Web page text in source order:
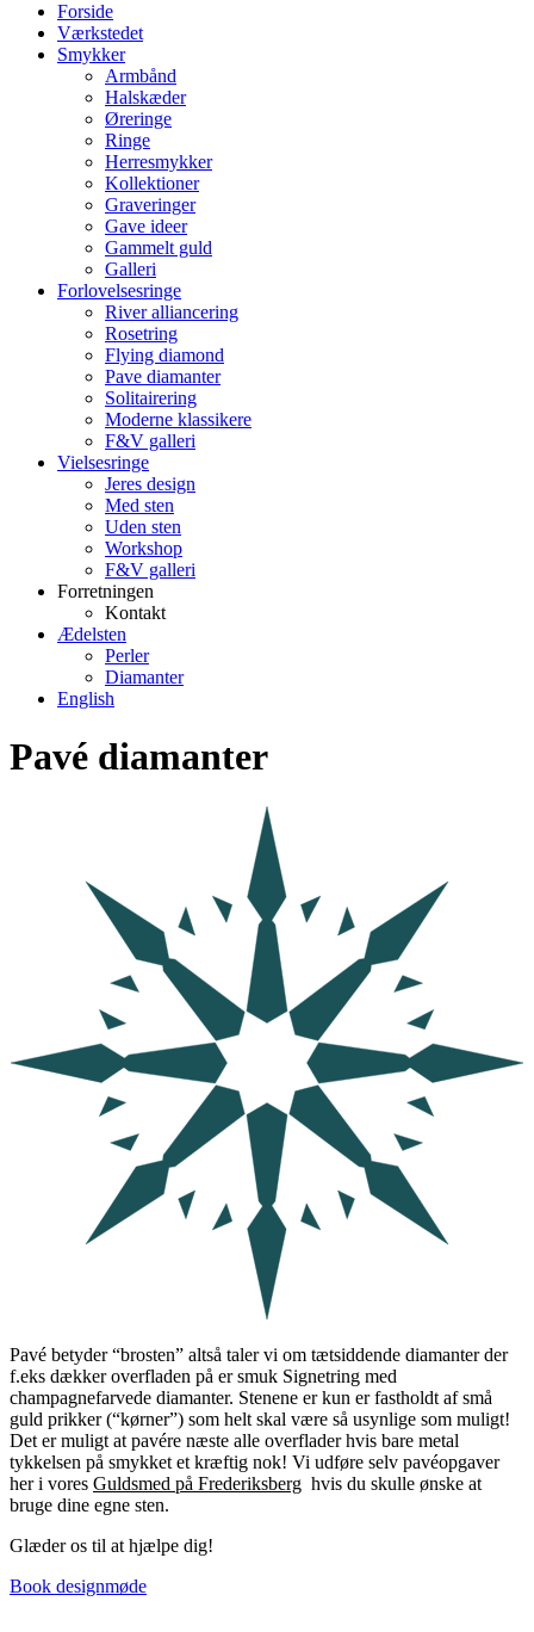
Forside
Værkstedet
Smykker
Armbånd
Halskæder
Øreringe
Ringe
Herresmykker
Kollektioner
Graveringer
Gave ideer
Gammelt guld
Galleri
Forlovelsesringe
River alliancering
Rosetring
Flying diamond
Pave diamanter
Solitairering
Moderne klassikere
F&V galleri
Vielsesringe
Jeres design
Med sten
Uden sten
Workshop
F&V galleri
Forretningen
Kontakt
Ædelsten
Perler
Diamanter
English
Pavé diamanter
Pavé betyder “brosten” altså taler vi om tætsiddende diamanter der
f.eks dækker overfladen på er smuk Signetring med
champagnefarvede diamanter. Stenene er kun er fastholdt af små
guld prikker (“kørner”) som helt skal være så usynlige som muligt!
Det er muligt at pavére næste alle overflader hvis bare metal
tykkelsen på smykket et kræftig nok! Vi udføre selv pavéopgaver
her i vores Guldsmed på Frederiksberg hvis du skulle ønske at
bruge dine egne sten.
Glæder os til at hjælpe dig!
Book designmøde